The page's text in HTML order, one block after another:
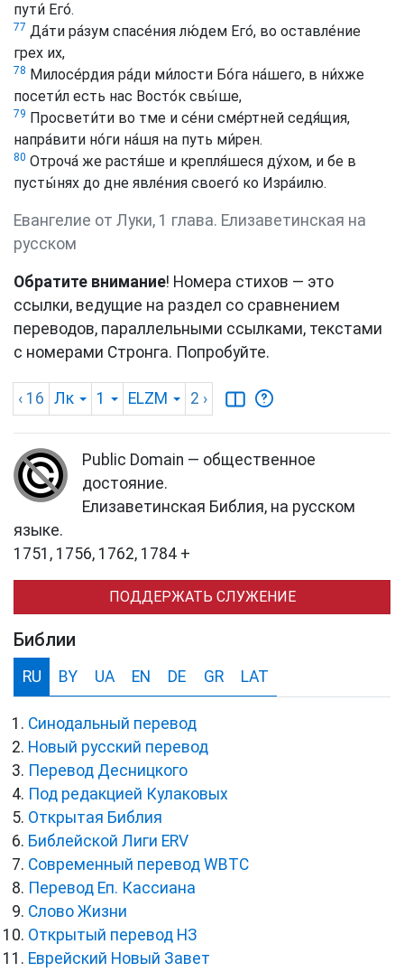
пути́ Его́.
77 Да́ти ра́зум спасе́ния лю́дем Его́, во оставле́ние
грех их,
78 Милосе́рдия ра́ди ми́лости Бо́га на́шего, в ни́хже
посети́л есть нас Восто́к свы́ше,
79 Просвети́ти во тме и се́ни сме́ртней седя́щия,
напра́вити но́ги на́шя на путь ми́рен.
80 Отроча́ же растя́ше и крепля́шеся ду́хом, и бе в
пусты́нях до дне явле́ния своего́ ко Изра́илю.
Евангелие от Луки, 1 глава. Елизаветинская на
русском
Обратите внимание! Номера стихов — это
ссылки, ведущие на раздел со сравнением
переводов, параллельными ссылками, текстами
с номерами Стронга. Попробуйте.
‹ 16 Лк 1 ELZM 2 ›
Public Domain — общественное
достояние.
Елизаветинская Библия, на русском
языке.
1751, 1756, 1762, 1784 +
ПОДДЕРЖАТЬ СЛУЖЕНИЕ
Библии
RU BY UA EN DE GR LAT
Синодальный перевод
Новый русский перевод
Перевод Десницкого
Под редакцией Кулаковых
Открытая Библия
Библейской Лиги ERV
Cовременный перевод WBTC
Перевод Еп. Кассиана
Слово Жизни
Открытый перевод НЗ
Еврейский Новый Завет